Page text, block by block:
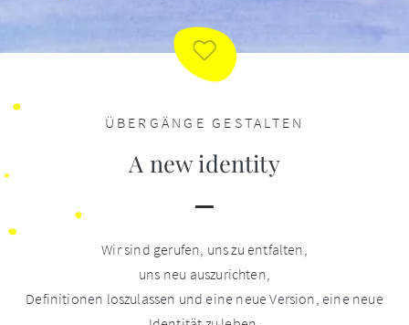
ÜBERGÄNGE GESTALTEN
A new identity
Wir sind gerufen, uns zu entfalten,
uns neu auszurichten,
Definitionen loszulassen und eine neue Version, eine neue